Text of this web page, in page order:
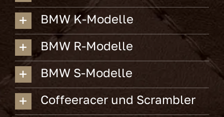
BMW K-Modelle
BMW R-Modelle
BMW S-Modelle
Coffeeracer und Scrambler